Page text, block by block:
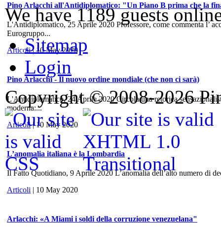
Pino Arlacchi all'Antidiplomatico: "Un Piano B prima che la
L'Antidiplomatico, 25 Aprile 2020 Professore, come commenta l’
Eurogruppo...
Articoli| 10 May 2020
Pino Arlacchi - Il nuovo ordine mondiale (che non ci sarà)
L'Antidiplomatico, 24 Aprile 2020 Circola una retorica
moderna:...
Articoli| 10 May 2020
L’anomalia italiana è la Lombardia
Il Fatto Quotidiano, 9 Aprile 2020 L’anomalia dell’alto numero di
Articoli | 10 May 2020
Arlacchi: «A Miami i soldi della corruzione venezuelana"
We have 1189 guests
Sitemap
Login
Copyright © 2008-2026